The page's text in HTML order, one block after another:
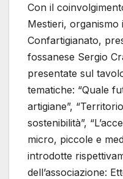
Con il
Mestieri, organismo
Confartigianato,
fossanese Sergio
presentate sul
tematiche: “Quale
artigiane”,
sostenibilità”,
micro, piccole e
introdotte
dell’associazione: